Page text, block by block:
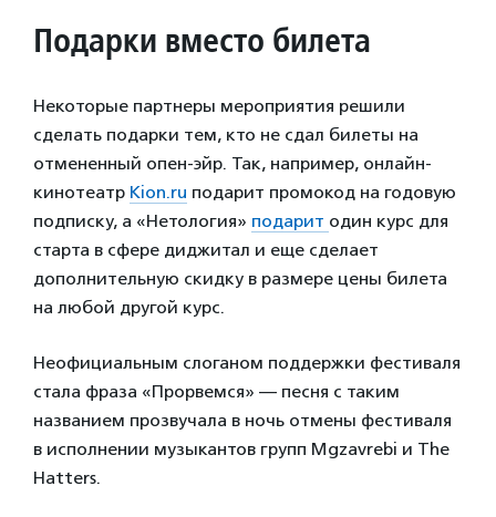
Подарки вместо билета
Некоторые партнеры мероприятия решили
сделать подарки тем, кто не сдал билеты на
отмененный опен-эйр. Так, например, онлайн-
кинотеатр Kion.ru подарит промокод на годовую
подписку, а «Нетология» подарит один курс для
старта в сфере диджитал и еще сделает
дополнительную скидку в размере цены билета
на любой другой курс.
Неофициальным слоганом поддержки фестиваля
стала фраза «Прорвемся» — песня с таким
названием прозвучала в ночь отмены фестиваля
в исполнении музыкантов групп Mgzavrebi и The
Hatters.